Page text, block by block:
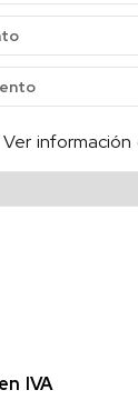
Ver información
IVA